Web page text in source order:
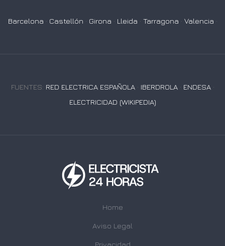
Barcelona · Castellón · Girona · Lleida · Tarragona · Valencia ·
FUENTES: RED ELECTRICA ESPAÑOLA· IBERDROLA· ENDESA·
ELECTRICIDAD (WIKIPEDIA)
Home
Aviso Legal
Privacidad